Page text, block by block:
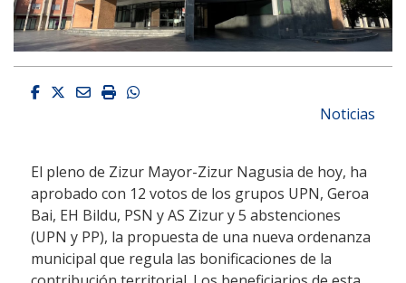
Facebook
Twitter
EmailImprimirWhatsapp
Noticias
El pleno de Zizur Mayor-Zizur Nagusia de hoy, ha
aprobado con 12 votos de los grupos UPN, Geroa
Bai, EH Bildu, PSN y AS Zizur y 5 abstenciones
(UPN y PP), la propuesta de una nueva ordenanza
municipal que regula las bonificaciones de la